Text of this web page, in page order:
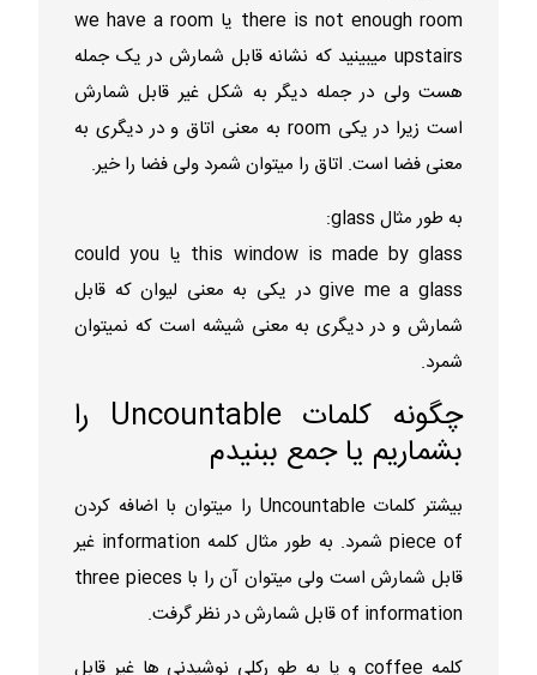
there is not enough room یا we have a room
upstairs میبینید که نشانه قابل شمارش در یک جمله
هست ولی در جمله دیگر به شکل غیر قابل شمارش
است زیرا در یکی room به معنی اتاق و در دیگری به
معنی فضا است. اتاق را میتوان شمرد ولی فضا را خیر.
به طور مثال glass:
this window is made by glass یا could you
give me a glass در یکی به معنی لیوان که قابل
شمارش و در دیگری به معنی شیشه است که نمیتوان
شمرد.
چگونه کلمات Uncountable را
بشماریم یا جمع ببنیدم
بیشتر کلمات Uncountable را میتوان با اضافه کردن
piece of شمرد. به طور مثال کلمه information غیر
قابل شمارش است ولی میتوان آن را با three pieces
of information قابل شمارش در نظر گرفت.
کلمه coffee و یا به طو رکلی نوشیدنی ها غیر قابل